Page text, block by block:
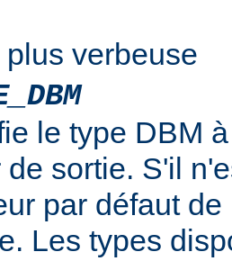
verbeuse
le type DBM
de sortie. S'il
par défaut de
Les types